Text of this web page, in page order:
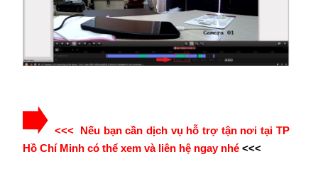
<<< Nếu bạn cần dịch vụ hỗ trợ tận nơi tại TP
Hồ Chí Minh có thể xem và liên hệ ngay nhé<<<